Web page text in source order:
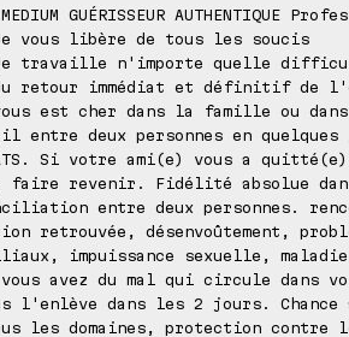
MEDIUM GUÉRISSEUR AUTHENTIQUE
vous libère de tous les soucis
travaille n'importe quelle
retour immédiat et définitif de
est cher dans la famille ou
entre deux personnes en
Si votre ami(e) vous a
faire revenir. Fidélité absolue
entre deux personnes.
retrouvée, désenvoûtement,
impuissance sexuelle, maladie
avez du mal qui circule dans
l'enlève dans les 2 jours. Chance
les domaines, protection contre